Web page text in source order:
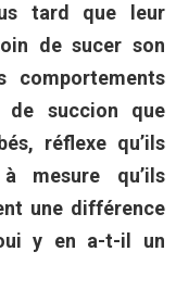
tard que leur
de sucer son
comportements
de succion que
réflexe qu’ils
mesure qu’ils
une différence
y en a-t-il un